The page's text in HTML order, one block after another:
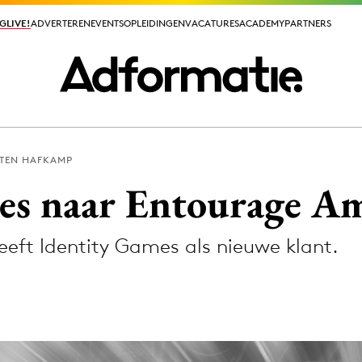
ADVERTERENEVENTSOPLEIDINGENVACATURESACADEMYPARTNERS
ADVERTERENEVENTSOPLEIDINGENVACATURESACADEMYPARTNERS
PR
HAFKAMP
naar Entourage
Identity Games als nieuwe klant.